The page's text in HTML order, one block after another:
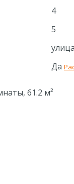
4
5
улица
Да
61.2 м²